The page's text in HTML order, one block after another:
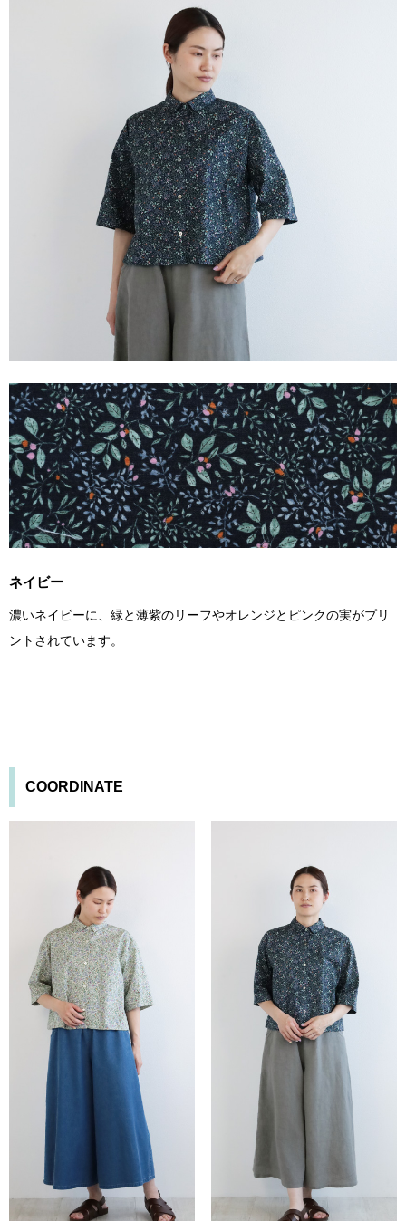
ネイビー
濃いネイビーに、緑と薄紫のリーフやオレンジとピンクの実がプリ
ントされています。
COORDINATE